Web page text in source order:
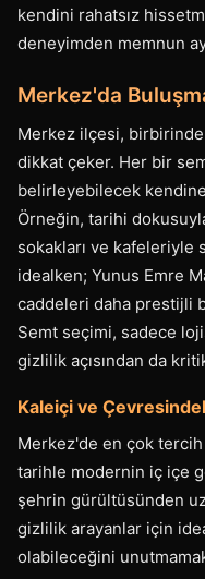
kendini rahatsız
deneyimden memnun
Merkez'da
Merkez ilçesi,
dikkat çeker. Her bir
belirleyebilecek
Örneğin, tarihi
sokakları ve kafeleriyle
idealken; Yunus Emre
caddeleri daha prestijli
Semt seçimi, sadece
gizlilik açısından da
Kaleiçi ve
Merkez'de en çok
tarihle modernin iç içe
şehrin gürültüsünden
gizlilik arayanlar için
olabileceğini